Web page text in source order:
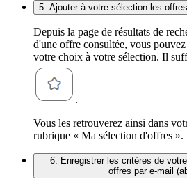
5. Ajouter à votre sélection les
Depuis la page de résultats de
d'une offre consultée, vous
votre choix à votre sélection. Il
.
Vous les retrouverez ainsi dans
rubrique « Ma sélection d'offres ».
6. Enregistrer les critères de
offres par e-mail